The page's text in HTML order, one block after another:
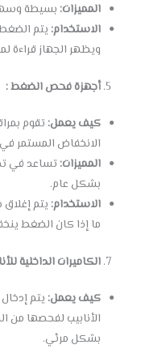
المميزات:بسيطة
الاستخدام:يتم
ويظهر الجهاز قراءة
أجهزة فحص الضغط :
كيف يعمل:تقوم
الانخفاض المستمر
المميزات:تساعد في
بشكل عام.
الاستخدام:يتم إغلاق
ما إذا كان الضغط
الكاميرات الداخلية
كيف يعمل:يتم
الأنابيب لفحصها من
بشكل مرئي.